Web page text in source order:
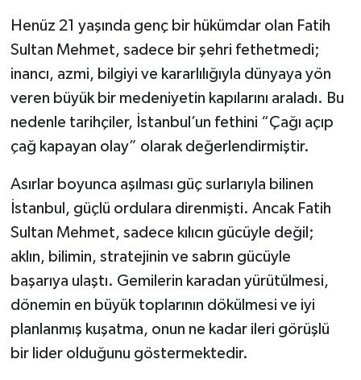
Henüz 21 yaşında genç bir hükümdar olan Fatih
Sultan Mehmet, sadece bir şehri fethetmedi;
inancı, azmi, bilgiyi ve kararlılığıyla dünyaya yön
veren büyük bir medeniyetin kapılarını araladı. Bu
nedenle tarihçiler, İstanbul’un fethini “Çağı açıp
çağ kapayan olay” olarak değerlendirmiştir.
Asırlar boyunca aşılması güç surlarıyla bilinen
İstanbul, güçlü ordulara direnmişti. Ancak Fatih
Sultan Mehmet, sadece kılıcın gücüyle değil;
aklın, bilimin, stratejinin ve sabrın gücüyle
başarıya ulaştı. Gemilerin karadan yürütülmesi,
dönemin en büyük toplarının dökülmesi ve iyi
planlanmış kuşatma, onun ne kadar ileri görüşlü
bir lider olduğunu göstermektedir.